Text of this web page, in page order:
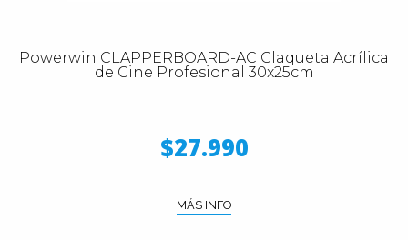
Powerwin CLAPPERBOARD-AC Claqueta Acrílica
de Cine Profesional 30x25cm
$27.990
MÁS INFO